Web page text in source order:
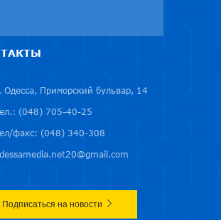
Одесса, Приморский бульвар, 14
(048) 705-40-25
факс: (048) 340-308
Подписаться на новости